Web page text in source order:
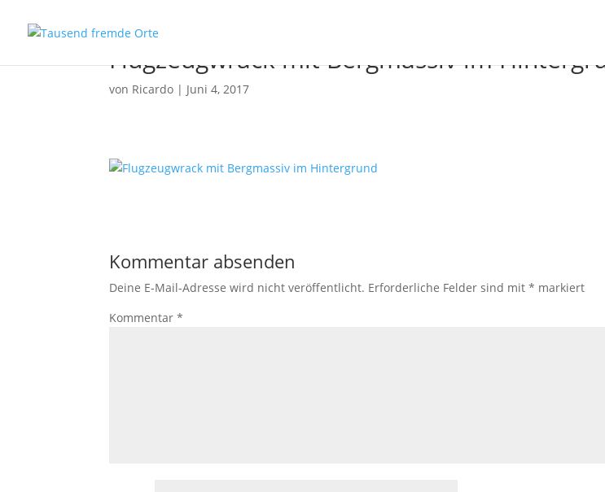
Flugzeugwrack mit Bergmassiv im
von Ricardo | Juni 4, 2017
Kommentar absenden
Deine E-Mail-Adresse wird nicht veröffentlicht. Erforderliche Felder sind mit* markiert
Kommentar*